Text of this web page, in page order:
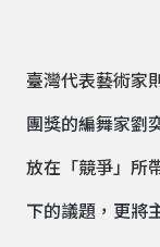
臺灣代表藝術家
團獎的編舞家劉
放在「競爭」所
下的議題，更將